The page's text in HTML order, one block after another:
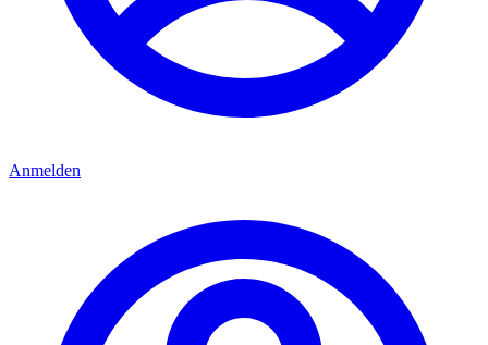
Anmelden